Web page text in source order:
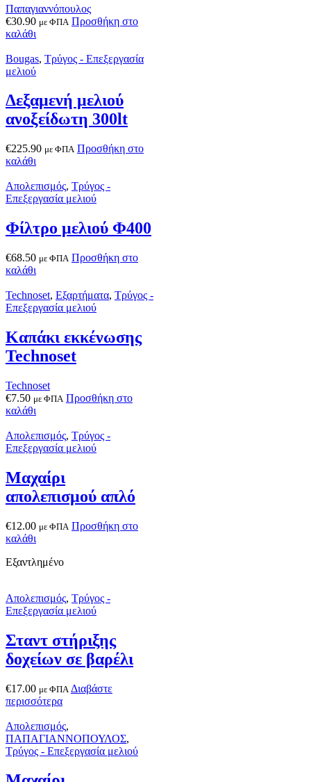
Παπαγιαννόπουλος
€30.90 με ΦΠΑ Προσθήκη στο
καλάθι
Bougas, Τρύγος - Επεξεργασία
μελιού
Δεξαμενή μελιού
ανοξείδωτη 300lt
€225.90 με ΦΠΑ Προσθήκη στο
καλάθι
Απολεπισμός, Τρύγος -
Επεξεργασία μελιού
Φίλτρο μελιού Φ400
€68.50 με ΦΠΑ Προσθήκη στο
καλάθι
Technoset, Εξαρτήματα, Τρύγος -
Επεξεργασία μελιού
Καπάκι εκκένωσης
Technoset
Technoset
€7.50 με ΦΠΑ Προσθήκη στο
καλάθι
Απολεπισμός, Τρύγος -
Επεξεργασία μελιού
Μαχαίρι
απολεπισμού απλό
€12.00 με ΦΠΑ Προσθήκη στο
καλάθι
Εξαντλημένο
Απολεπισμός, Τρύγος -
Επεξεργασία μελιού
Σταντ στήριξης
δοχείων σε βαρέλι
€17.00 με ΦΠΑ Διαβάστε
περισσότερα
Απολεπισμός,
ΠΑΠΑΓΙΑΝΝΟΠΟΥΛΟΣ,
Τρύγος - Επεξεργασία μελιού